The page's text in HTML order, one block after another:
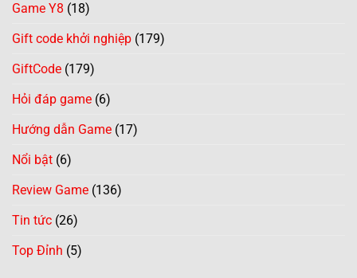
Game Y8 (18)
Gift code khởi nghiệp (179)
GiftCode (179)
Hỏi đáp game (6)
Hướng dẫn Game (17)
Nổi bật (6)
Review Game (136)
Tin tức (26)
Top Đỉnh (5)